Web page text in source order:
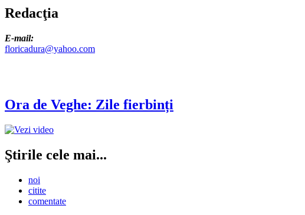
Redacţia
E-mail:
floricadura@yahoo.com
Ora de Veghe: Zile fierbinți
Ştirile cele mai...
noi
citite
comentate